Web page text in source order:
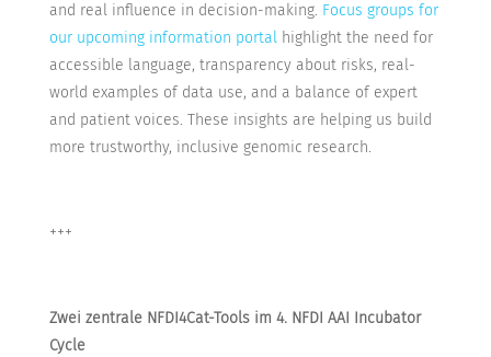
and real influence in decision-making. Focus groups for
our upcoming information portalhighlight the need for
accessible language, transparency about risks, real-
world examples of data use, and a balance of expert
and patient voices. These insights are helping us build
more trustworthy, inclusive genomic research.
+++
Zwei zentrale NFDI4Cat-Tools im 4. NFDI AAI Incubator
Cycle